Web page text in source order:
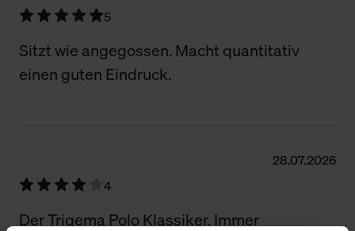
5
Sitzt wie angegossen. Macht quantitativ
einen guten Eindruck.
28.07.2026
4
Der Trigema Polo Klassiker. Immer